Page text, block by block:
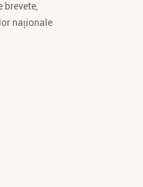
brevete,
naționale